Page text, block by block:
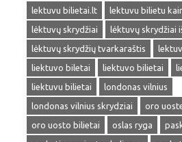
lektuvu bilietai.lt
lektuvu bilietu
lėktuvų skrydžiai
lėktuvų skrydžiai
lėktuvų skrydžių tvarkaraštis
liektuvo biletai
liektuvo bilietai
liektuvu bilietai
londonas vilnius
londonas vilnius skrydziai
oro
oro uosto bilietai
oslas ryga